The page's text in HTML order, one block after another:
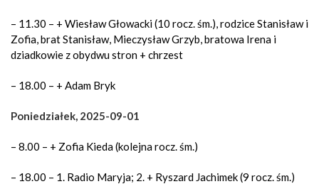
– 11.30 – + Wiesław Głowacki (10 rocz. śm.), rodzice Stanisław i
Zofia, brat Stanisław, Mieczysław Grzyb, bratowa Irena i
dziadkowie z obydwu stron + chrzest
– 18.00 – + Adam Bryk
Poniedziałek, 2025-09-01
– 8.00 – + Zofia Kieda (kolejna rocz. śm.)
– 18.00 – 1. Radio Maryja; 2. + Ryszard Jachimek (9 rocz. śm.)